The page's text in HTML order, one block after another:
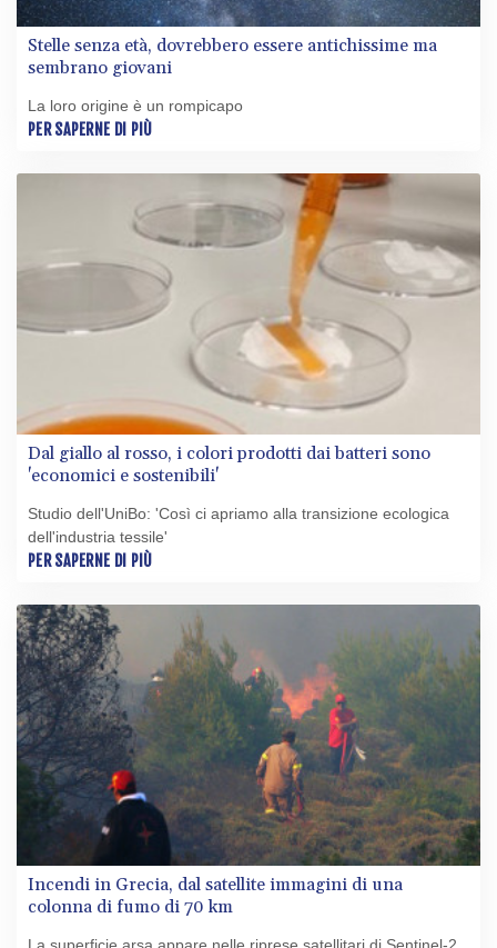
Stelle senza età, dovrebbero essere antichissime ma
sembrano giovani
La loro origine è un rompicapo
PER SAPERNE DI PIÙ
Dal giallo al rosso, i colori prodotti dai batteri sono
'economici e sostenibili'
Studio dell'UniBo: 'Così ci apriamo alla transizione ecologica
dell'industria tessile'
PER SAPERNE DI PIÙ
Incendi in Grecia, dal satellite immagini di una
colonna di fumo di 70 km
La superficie arsa appare nelle riprese satellitari di Sentinel-2